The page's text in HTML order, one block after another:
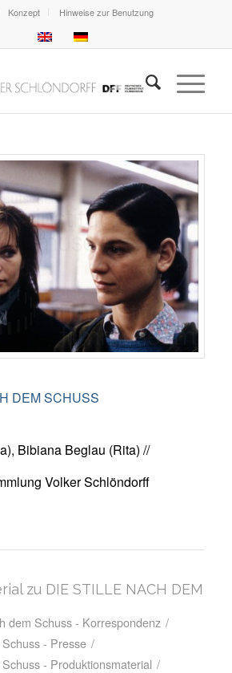
Konzept Hinweise zur Benutzung
DEM SCHUSS
Bibiana Beglau (Rita) //
Volker Schlöndorff
zu DIE STILLE NACH DEM
dem Schuss - Korrespondenz /
- Presse /
- Produktionsmaterial /